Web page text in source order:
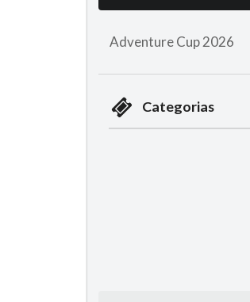
Adventure Cup 2026
Categorias